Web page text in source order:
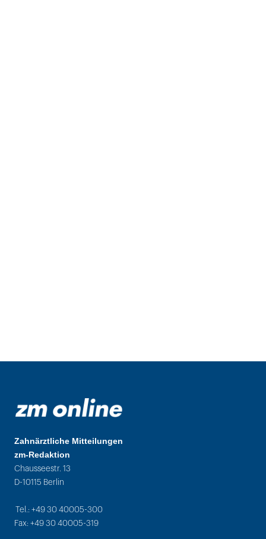
Zahnärztliche Mitteilungen
zm-Redaktion
Chausseestr. 13
D-10115 Berlin
Tel.: +49 30 40005-300
Fax: +49 30 40005-319